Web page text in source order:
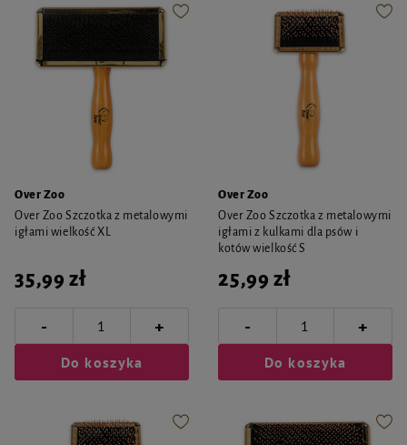
Over Zoo
Over Zoo Szczotka z metalowymi
igłami wielkość XL
35,99 zł
- +
Do koszyka
Over Zoo
Over Zoo Szczotka z metalowymi
igłami z kulkami dla psów i
kotów wielkość S
25,99 zł
- +
Do koszyka